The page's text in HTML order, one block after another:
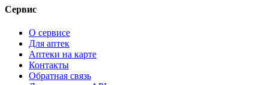
Сервис
О сервисе
Для аптек
Аптеки на карте
Контакты
Обратная связь